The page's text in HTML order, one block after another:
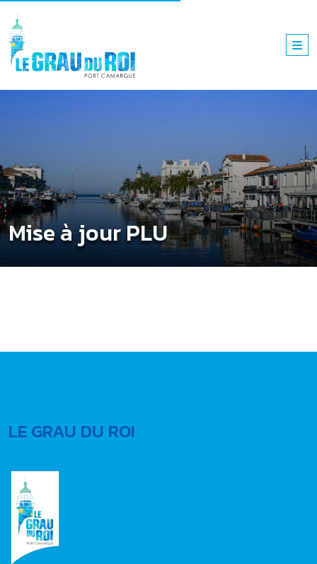
Mise à jour PLU
LE GRAU DU ROI